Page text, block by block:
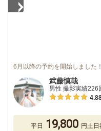
6月以降の予約を開始しました！
武藤慎哉
男性 撮影実績226
平日 19,800 円土日